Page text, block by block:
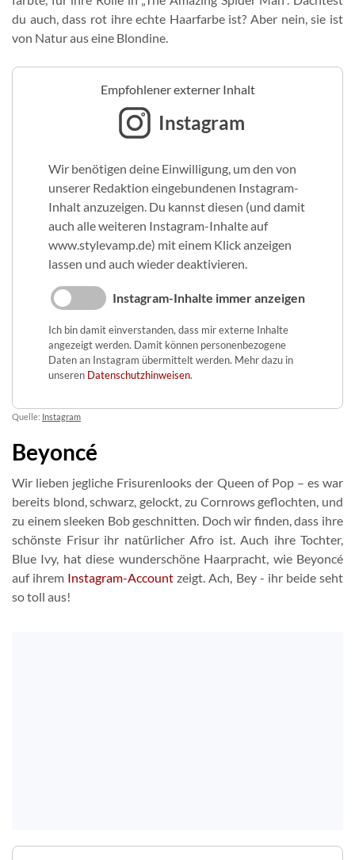
du auch, dass rot ihre echte Haarfarbe ist? Aber nein, sie ist
von Natur aus eine Blondine.
Empfohlener externer Inhalt
Instagram
Wir benötigen deine Einwilligung, um den von
unserer Redaktion eingebundenen Instagram-
Inhalt anzuzeigen. Du kannst diesen (und damit
auch alle weiteren Instagram-Inhalte auf
www.stylevamp.de) mit einem Klick anzeigen
lassen und auch wieder deaktivieren.
Instagram-Inhalte immer anzeigen
Ich bin damit einverstanden, dass mir externe Inhalte
angezeigt werden. Damit können personenbezogene
Daten an Instagram übermittelt werden. Mehr dazu in
unseren Datenschutzhinweisen.
Quelle: Instagram
Beyoncé
Wir lieben jegliche Frisurenlooks der Queen of Pop – es war
bereits blond, schwarz, gelockt, zu Cornrows geflochten, und
zu einem sleeken Bob geschnitten. Doch wir finden, dass ihre
schönste Frisur ihr natürlicher Afro ist. Auch ihre Tochter,
Blue Ivy, hat diese wunderschöne Haarpracht, wie Beyoncé
auf ihrem Instagram-Account zeigt. Ach, Bey - ihr beide seht
so toll aus!